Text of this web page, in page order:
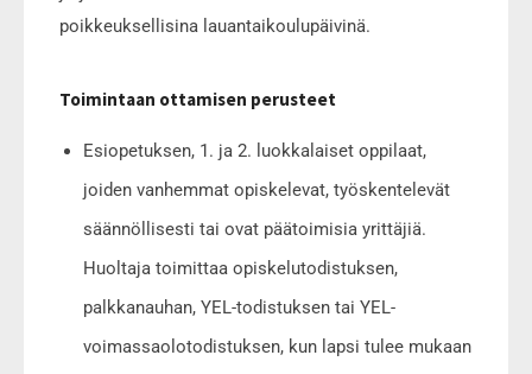
poikkeuksellisina lauantaikoulupäivinä.
Toimintaan ottamisen perusteet
Esiopetuksen, 1. ja 2. luokkalaiset oppilaat,
joiden vanhemmat opiskelevat, työskentelevät
säännöllisesti tai ovat päätoimisia yrittäjiä.
Huoltaja toimittaa opiskelutodistuksen,
palkkanauhan, YEL-todistuksen tai YEL-
voimassaolotodistuksen, kun lapsi tulee mukaan